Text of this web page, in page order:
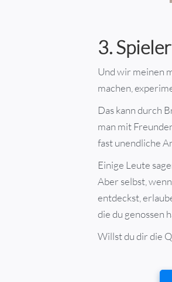
3.
Und wir meinen
machen,
Das kann durch
man mit
fast unendliche
Einige Leute
Aber selbst,
entdeckst,
die du genossen
Willst du dir die